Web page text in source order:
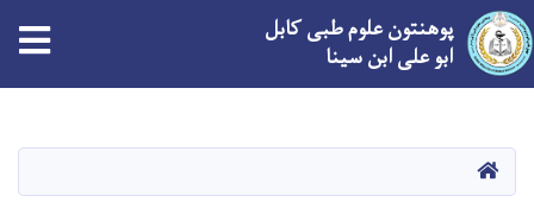
content
پوهنتون علوم طبی کابل
ابو علی ابن سینا
صفحه اصلی